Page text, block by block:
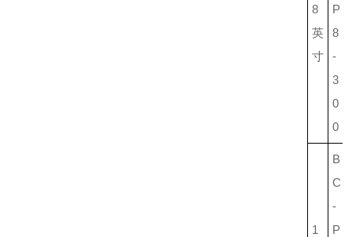
8
英
寸
P
8
-
3
0
0
1
B
C
-
P